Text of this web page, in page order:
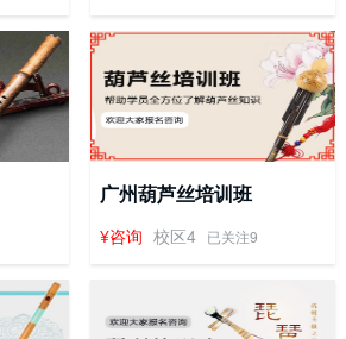
广州葫芦丝培训班
¥咨询 校区4 已关注9